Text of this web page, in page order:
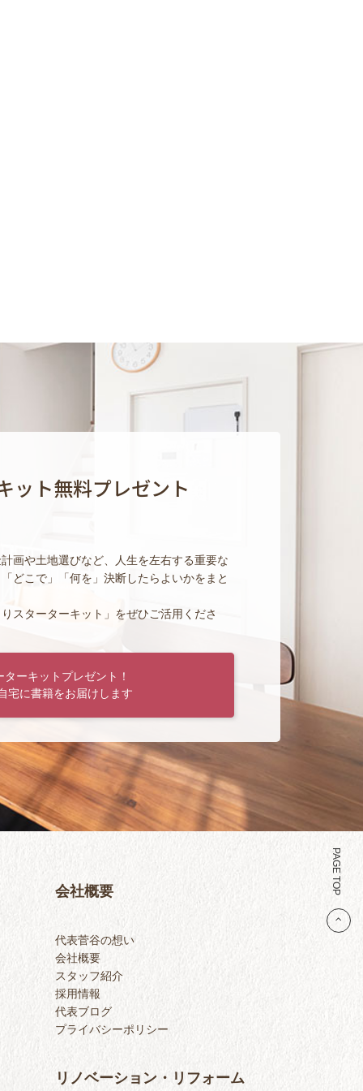
ット無料プレゼント
画や土地選びなど、人生を左右する重要な
どこで」「何を」決断したらよいかをまと
スターターキット」をぜひご活用くださ
ーキットプレゼント！
宅に書籍をお届けします
PAGE TOP
会社概要
代表菅谷の想い
会社概要
スタッフ紹介
採用情報
代表ブログ
プライバシーポリシー
リノベーション・リフォーム